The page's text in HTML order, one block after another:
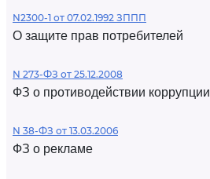
N2300-1 от 07.02.1992 ЗППП
О защите прав потребителей
N 273-ФЗ от 25.12.2008
ФЗ о противодействии коррупции
N 38-ФЗ от 13.03.2006
ФЗ о рекламе